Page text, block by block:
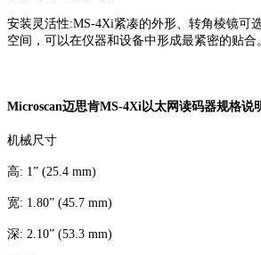
安装灵活性:MS-4Xi紧凑的外形、转角棱镜
空间，可以在仪器和设备中形成最紧密的贴合
Microscan迈思肯MS-4Xi以太网读码器规格说
机械尺寸
高: 1” (25.4 mm)
宽: 1.80” (45.7 mm)
深: 2.10” (53.3 mm)